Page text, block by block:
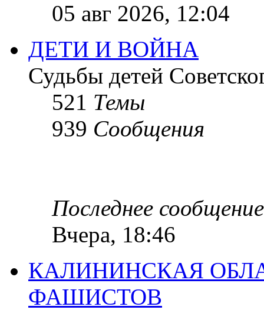
05 авг 2026, 12:04
ДЕТИ И ВОЙНА
Судьбы детей
521 Темы
939 Сообщения
Последнее сообщение
Вчера, 18:46
КАЛИНИНСКАЯ
ФАШИСТОВ